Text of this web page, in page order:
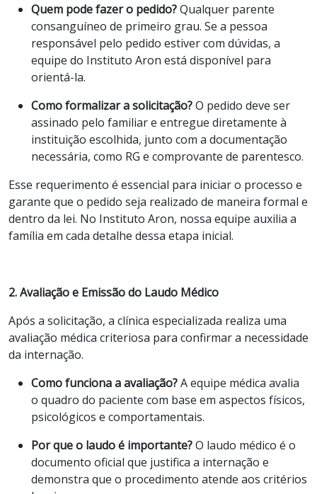
Quem pode fazer o pedido?Qualquer parente
consanguíneo de primeiro grau. Se a pessoa
responsável pelo pedido estiver com dúvidas, a
equipe do Instituto Aron está disponível para
orientá-la.
Como formalizar a solicitação?O pedido deve ser
assinado pelo familiar e entregue diretamente à
instituição escolhida, junto com a documentação
necessária, como RG e comprovante de parentesco.
Esse requerimento é essencial para iniciar o processo e
garante que o pedido seja realizado de maneira formal e
dentro da lei. No Instituto Aron, nossa equipe auxilia a
família em cada detalhe dessa etapa inicial.
2. Avaliação e Emissão do Laudo Médico
Após a solicitação, a clínica especializada realiza uma
avaliação médica criteriosa para confirmar a necessidade
da internação.
Como funciona a avaliação?A equipe médica avalia
o quadro do paciente com base em aspectos físicos,
psicológicos e comportamentais.
Por que o laudo é importante?O laudo médico é o
documento oficial que justifica a internação e
demonstra que o procedimento atende aos critérios